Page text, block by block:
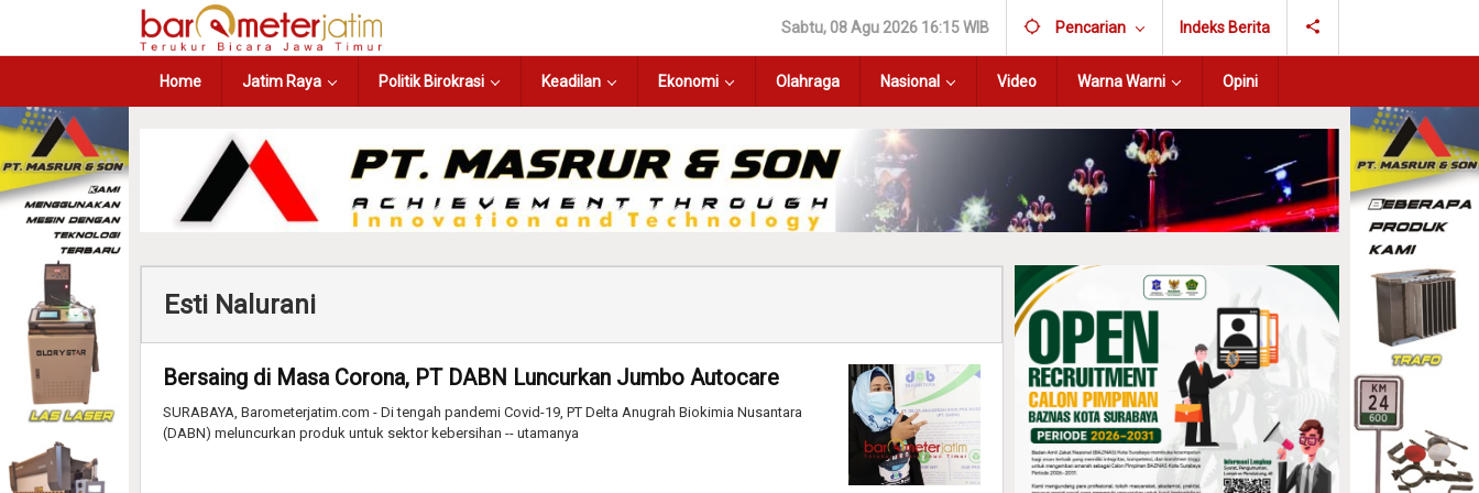
Sabtu, 08 Agu 2026 16:15 WIB Pencarian Indeks Berita
Home Jatim Raya Politik Birokrasi Keadilan Ekonomi Olahraga Nasional Video Warna Warni Opini
Esti Nalurani
Bersaing di Masa Corona, PT DABN Luncurkan Jumbo Autocare
SURABAYA, Barometerjatim.com - Di tengah pandemi Covid-19, PT Delta Anugrah Biokimia Nusantara
(DABN) meluncurkan produk untuk sektor kebersihan -- utamanya